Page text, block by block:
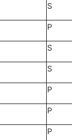
S
P
S
S
P
P
P